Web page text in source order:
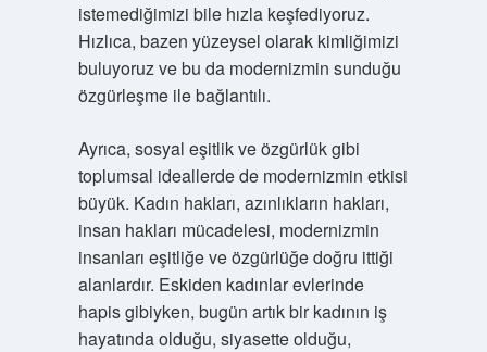
istemediğimizi bile hızla keşfediyoruz.
Hızlıca, bazen yüzeysel olarak kimliğimizi
buluyoruz ve bu da modernizmin sunduğu
özgürleşme ile bağlantılı.
Ayrıca, sosyal eşitlik ve özgürlük gibi
toplumsal ideallerde de modernizmin etkisi
büyük. Kadın hakları, azınlıkların hakları,
insan hakları mücadelesi, modernizmin
insanları eşitliğe ve özgürlüğe doğru ittiği
alanlardır. Eskiden kadınlar evlerinde
hapis gibiyken, bugün artık bir kadının iş
hayatında olduğu, siyasette olduğu,